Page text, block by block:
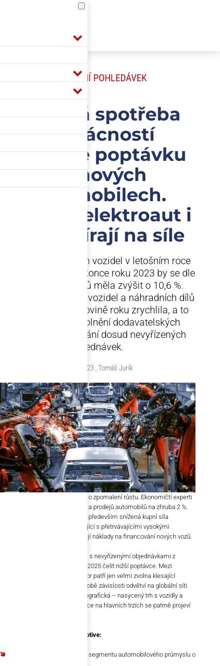
POJIŠTĚNÍ POHLEDÁVEK
Snížená spotřeba
domácností
oslabuje poptávku
po nových
automobilech.
Prodeje elektroaut i
tak nabírají na síle
Výroba motorových vozidel v letošním roce
prudce vzroste. Do konce roku 2023 by se dle
aktuálních odhadů měla zvýšit o 10,6 %.
Výroba motorových vozidel a náhradních dílů
se totiž v první polovině roku zrychlila, a to
zejména díky uvolnění dodavatelských
řetězců a zpracování dosud nevyřízených
objednávek.
21.12.2023 , Tomáš Jurík
Pro rok 2024 však odhady mluví o zpomalení růstu. Ekonomičtí experti
předpovídají roční nárůst výroby a prodejů automobilů na zhruba 2 %.
Za zpomalením růstu bude stát především snížená kupní síla
domácností a nejistota související s přetrvávajícími vysokými
úrokovými sazbami, které zvyšují náklady na financování nových vozů.
Až se trh s automobily vypořádá s nevyřízenými objednávkami z
minulosti, bude v letech 2024 a 2025 čelit nižší poptávce. Mezi
potenciální hrozby pro celý sektor patří jen velmi zvolna klesající
inflace, geopolitická rizika v podobě závislosti odvětví na globální síti
dodavatelů, ale také rizika demografická – nasycený trh s vozidly a
zároveň celkové stárnutí populace na hlavních trzích se patrně projeví
Klíčová fakta pro oblast automotive:
V roce 2023 vzroste výroba v segmentu automobilového průmyslu o